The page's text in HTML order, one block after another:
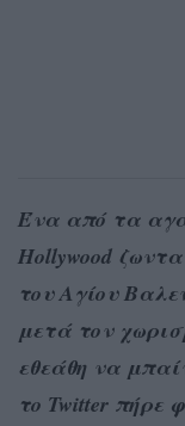
Ένα από τα
Hollywood
του Αγίου
μετά τον
εθεάθη να
το Twitter πήρε